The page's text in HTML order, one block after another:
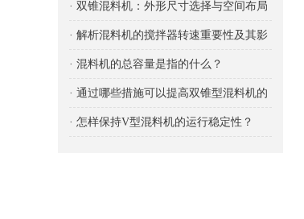
的影响
· 双锥混料机：外形尺寸选择与空间布局
考量
· 解析混料机的搅拌器转速重要性及其影
响
· 混料机的总容量是指的什么？
· 通过哪些措施可以提高双锥型混料机的
生产能力
· 怎样保持V型混料机的运行稳定性？